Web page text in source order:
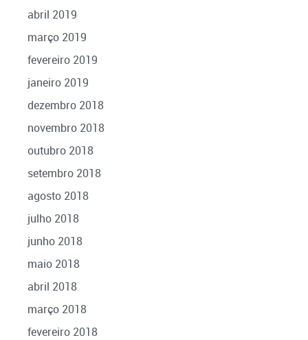
abril 2019
março 2019
fevereiro 2019
janeiro 2019
dezembro 2018
novembro 2018
outubro 2018
setembro 2018
agosto 2018
julho 2018
junho 2018
maio 2018
abril 2018
março 2018
fevereiro 2018